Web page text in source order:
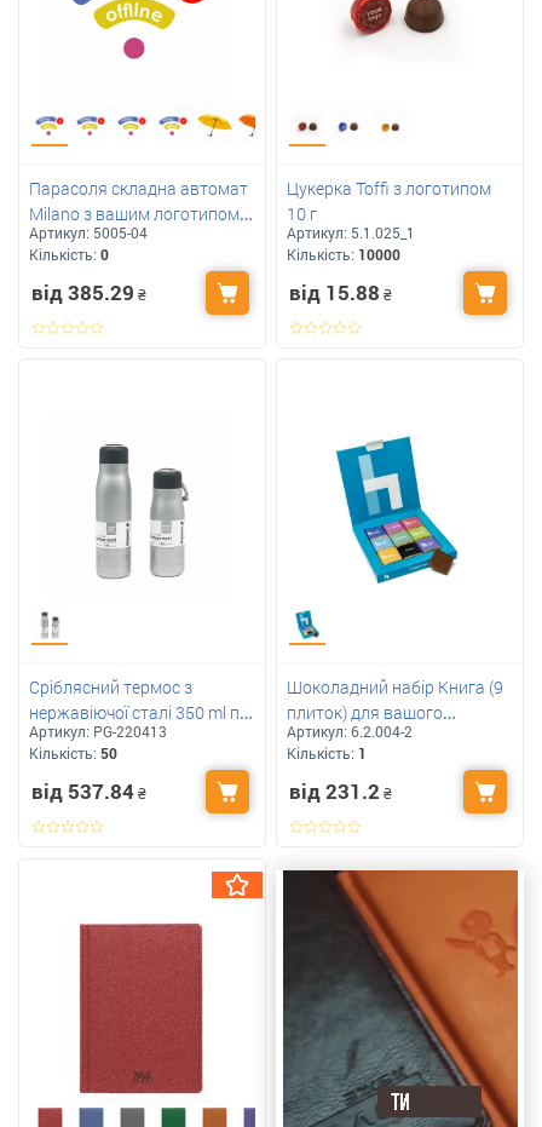
Парасоля складна автомат
Milano з вашим логотипом,
TM Discover діаметр - 96 см
Артикул: 5005-04
Кількість: 0
від 385.29 ₴
Цукерка Toffi з логотипом
10 г
Артикул: 5.1.025_1
Кількість: 10000
від 15.88 ₴
Сріблясний термос з
нержавіючої сталі 350 ml під
друк вашого логотипу
Артикул: PG-220413
Кількість: 50
від 537.84₴
Шоколадний набір Книга (9
плиток) для вашого
логотипу 45 г
Артикул:6.2.004-2
Кількість: 1
від 231.2 ₴